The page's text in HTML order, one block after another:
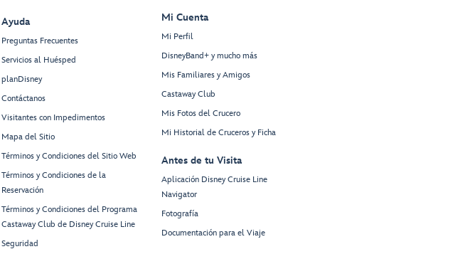
Ayuda
Preguntas Frecuentes
Servicios al Huésped
planDisney
Contáctanos
Visitantes con Impedimentos
Mapa del Sitio
Términos y Condiciones del Sitio Web
Términos y Condiciones de la
Reservación
Términos y Condiciones del Programa
Castaway Club de Disney Cruise Line
Seguridad
Mi Cuenta
Mi Perfil
DisneyBand+ y mucho más
Mis Familiares y Amigos
Castaway Club
Mis Fotos del Crucero
Mi Historial de Cruceros y Ficha
Antes de tu Visita
Aplicación Disney Cruise Line
Navigator
Fotografía
Documentación para el Viaje